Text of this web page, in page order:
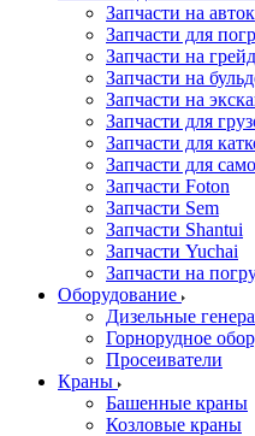
Запчасти на
Запчасти для
Запчасти на
Запчасти на
Запчасти на
Запчасти для
Запчасти для
Запчасти для
Запчасти Foton
Запчасти Sem
Запчасти Shantui
Запчасти Yuchai
Запчасти на
Оборудование
Дизельные
Горнорудное
Просеиватели
Краны
Башенные краны
Козловые краны